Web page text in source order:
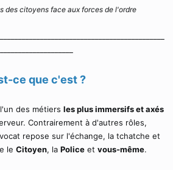
des citoyens face aux forces de l'ordre
ce que c'est ?
des métiers les plus immersifs et axés
Contrairement à d'autres rôles,
repose sur l'échange, la tchatche et
le Citoyen, la Police et vous-même.